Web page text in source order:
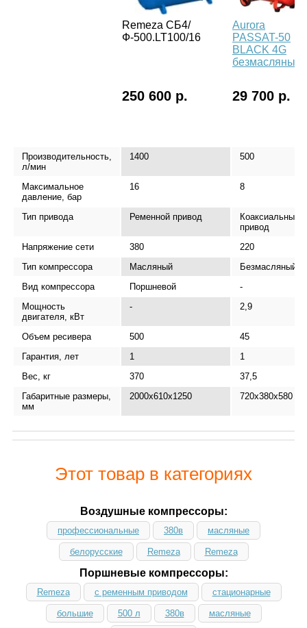
Remeza СБ4/
Ф-500.LT100/16
Aurora
PASSAT-50
BLACK 4G
безмасляный
250 600 р. 29 700 р.
Производительность,
л/мин
1400 500
Максимальное
давление, бар
16 8
Тип привода Ременной привод
Коаксиальный
привод
Напряжение сети
380
220
Тип компрессора
Масляный
Безмасляный
Вид компрессора
Поршневой
-
Мощность
двигателя, кВт
- 2,9
Объем ресивера 500
45
Гарантия, лет
1
1
Вес, кг
370
37,5
Габаритные размеры,
мм
2000x610x1250 720х380х580
Этот товар в категориях
Воздушные компрессоры:
профессиональные 380в масляные
белорусские Remeza Remeza
Поршневые компрессоры:
Remeza с ременным приводом стационарные
большие 500 л 380в масляные